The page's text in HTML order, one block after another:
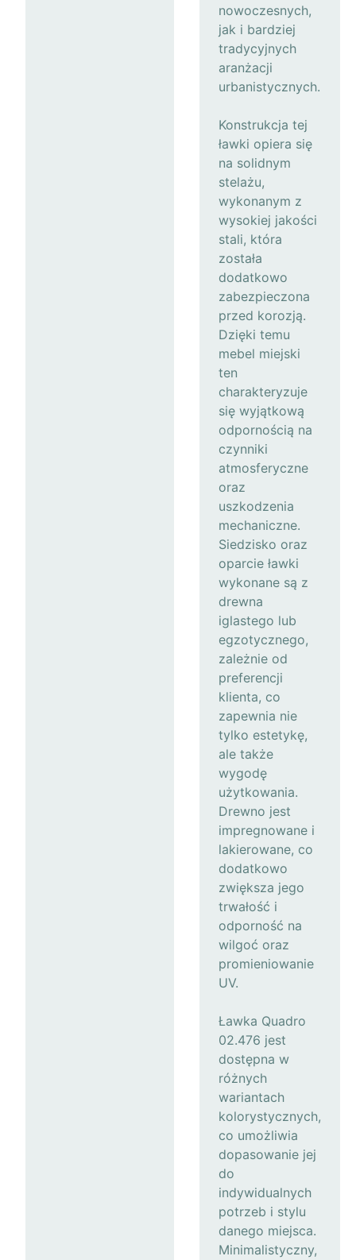
nowoczesnych,
jak i bardziej
tradycyjnych
aranżacji
urbanistycznych.
Konstrukcja tej
ławki opiera się
na solidnym
stelażu,
wykonanym z
wysokiej jakości
stali, która
została
dodatkowo
zabezpieczona
przed korozją.
Dzięki temu
mebel miejski
ten
charakteryzuje
się wyjątkową
odpornością na
czynniki
atmosferyczne
oraz
uszkodzenia
mechaniczne.
Siedzisko oraz
oparcie ławki
wykonane są z
drewna
iglastego lub
egzotycznego,
zależnie od
preferencji
klienta, co
zapewnia nie
tylko estetykę,
ale także
wygodę
użytkowania.
Drewno jest
impregnowane i
lakierowane, co
dodatkowo
zwiększa jego
trwałość i
odporność na
wilgoć oraz
promieniowanie
UV.
Ławka Quadro
02.476 jest
dostępna w
różnych
wariantach
kolorystycznych,
co umożliwia
dopasowanie jej
do
indywidualnych
potrzeb i stylu
danego miejsca.
Minimalistyczny,